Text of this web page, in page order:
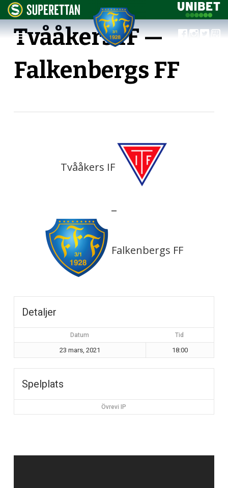
Tvååkers IF —
Falkenbergs FF
Tvååkers IF
—
Falkenbergs FF
Detaljer
Datum Tid
23 mars, 2021 18:00
Spelplats
Övrevi IP